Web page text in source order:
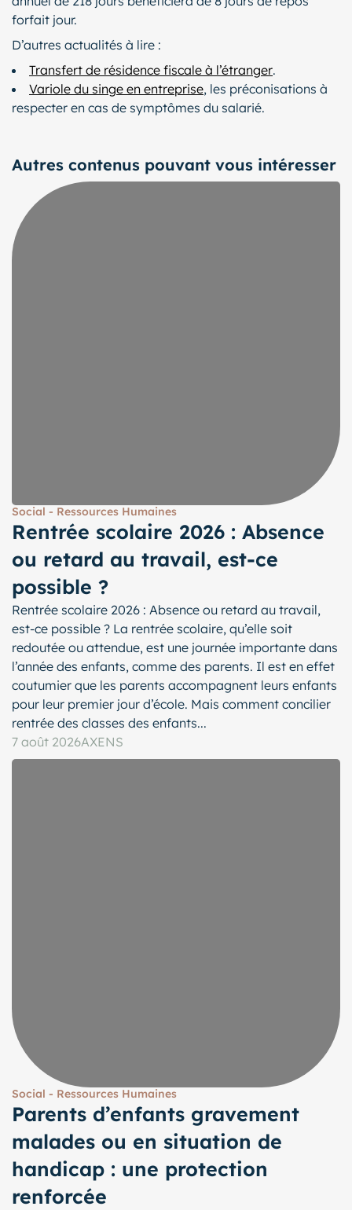
forfait jour.
D’autres actualités à lire :
Transfert de résidence fiscale à l’étranger.
Variole du singe en entreprise, les préconisations à
respecter en cas de symptômes du salarié.
Autres contenus pouvant vous intéresser
Social - Ressources Humaines
Rentrée scolaire 2026 : Absence
ou retard au travail, est-ce
possible ?
Rentrée scolaire 2026 : Absence ou retard au travail,
est-ce possible ? La rentrée scolaire, qu’elle soit
redoutée ou attendue, est une journée importante dans
l’année des enfants, comme des parents. Il est en effet
coutumier que les parents accompagnent leurs enfants
pour leur premier jour d’école. Mais comment concilier
rentrée des classes des enfants...
7 août 2026AXENS
Social - Ressources Humaines
Parents d’enfants gravement
malades ou en situation de
handicap : une protection
renforcée